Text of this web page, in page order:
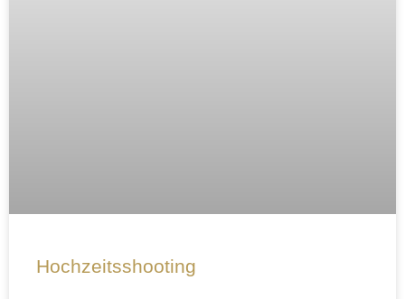
Hochzeitsshooting